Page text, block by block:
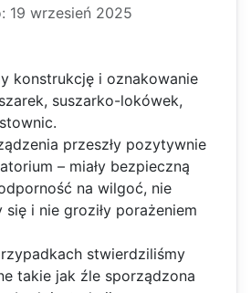
19 wrzesień 2025
konstrukcję i oznakowanie
suszarko-lokówek,
przeszły pozytywnie
– miały bezpieczną
na wilgoć, nie
się i nie groziły porażeniem
stwierdziliśmy
takie jak źle sporządzona